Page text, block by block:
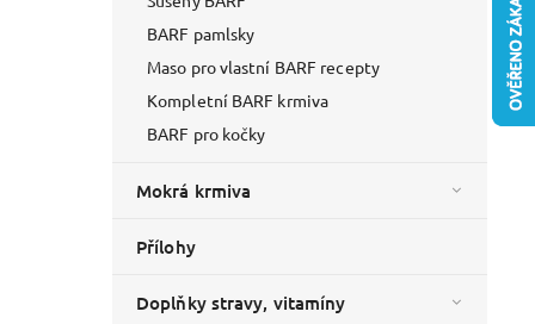
BARF pamlsky
Maso pro vlastní BARF recepty
Kompletní BARF krmiva
BARF pro kočky
Mokrá krmiva
Přílohy
Doplňky stravy, vitamíny